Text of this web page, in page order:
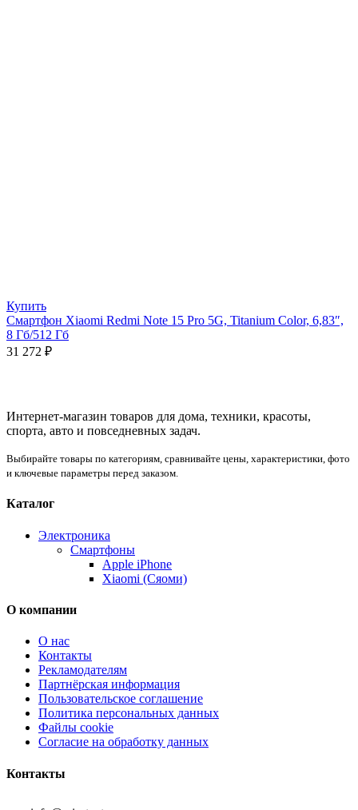
Купить
Смартфон Xiaomi Redmi Note 15 Pro 5G, Titanium Color, 6,83″,
8 Гб/512 Гб
31 272 ₽
Интернет-магазин товаров для дома, техники, красоты,
спорта, авто и повседневных задач.
Выбирайте товары по категориям, сравнивайте цены, характеристики, фото
и ключевые параметры перед заказом.
Каталог
Электроника
Смартфоны
Apple iPhone
Xiaomi (Сяоми)
О компании
О нас
Контакты
Рекламодателям
Партнёрская информация
Пользовательское соглашение
Политика персональных данных
Файлы cookie
Согласие на обработку данных
Контакты